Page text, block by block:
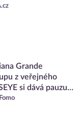
Grande
z veřejného
si dává pauzu